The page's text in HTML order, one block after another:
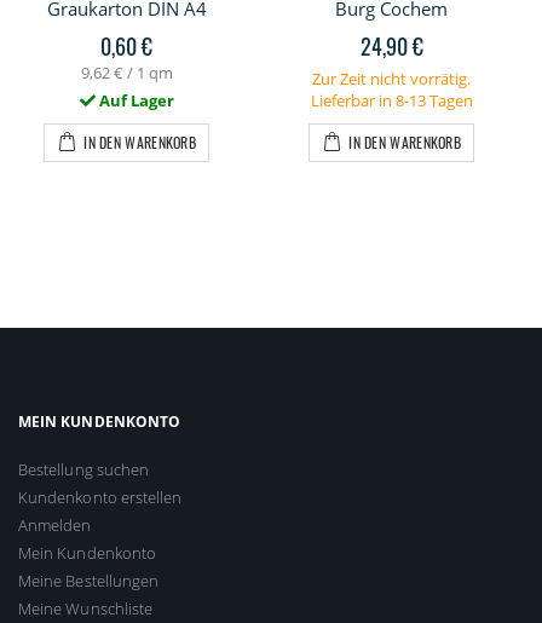
Graukarton DIN A4
0,60 €
9,62 € / 1 qm
Auf Lager
IN DEN WARENKORB
Burg Cochem
24,90 €
Zur Zeit nicht vorrätig.
Lieferbar in 8-13 Tagen
IN DEN WARENKORB
MEIN KUNDENKONTO
Bestellung suchen
Kundenkonto erstellen
Anmelden
Mein Kundenkonto
Meine Bestellungen
Meine Wunschliste